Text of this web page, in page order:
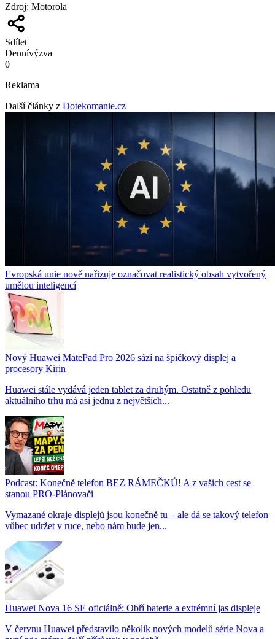
Zdroj: Motorola
Sdílet
Dennívýzva
0
Reklama
Další články z Dotekomanie.cz
Evropská unie nově nařizuje označovat realistický obsah vytvořený
umělou inteligencí
Nový Huawei MatePad Pro 2026 sází na špičkový displej a
procesory Kirin
Huawei stále vydává jeden tablet za druhým. Ostatně z pohledu
aktuálního trhu má asi jednu z největších...
Podcast: Konečně telefon BEZ RÁMEČKŮ! A z vašich cest se
stanou PRO-Plánovači
Vymazané okraje displejů jsou konečně tu – ale dá se takový telefon
vůbec udržet v ruce, nebo nám bude jen...
Huawei Nova 16 SE oficiálně: Obří baterie a extrémní jas displeje
V červnu Huawei představilo několik nových modelů série Nova a